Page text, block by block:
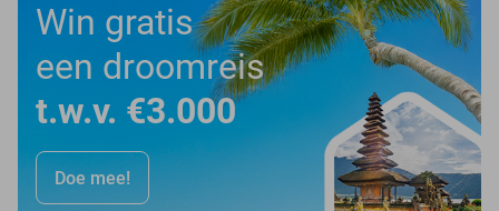
Win gratis
een droomreis
t.w.v. €3.000
Doe mee!